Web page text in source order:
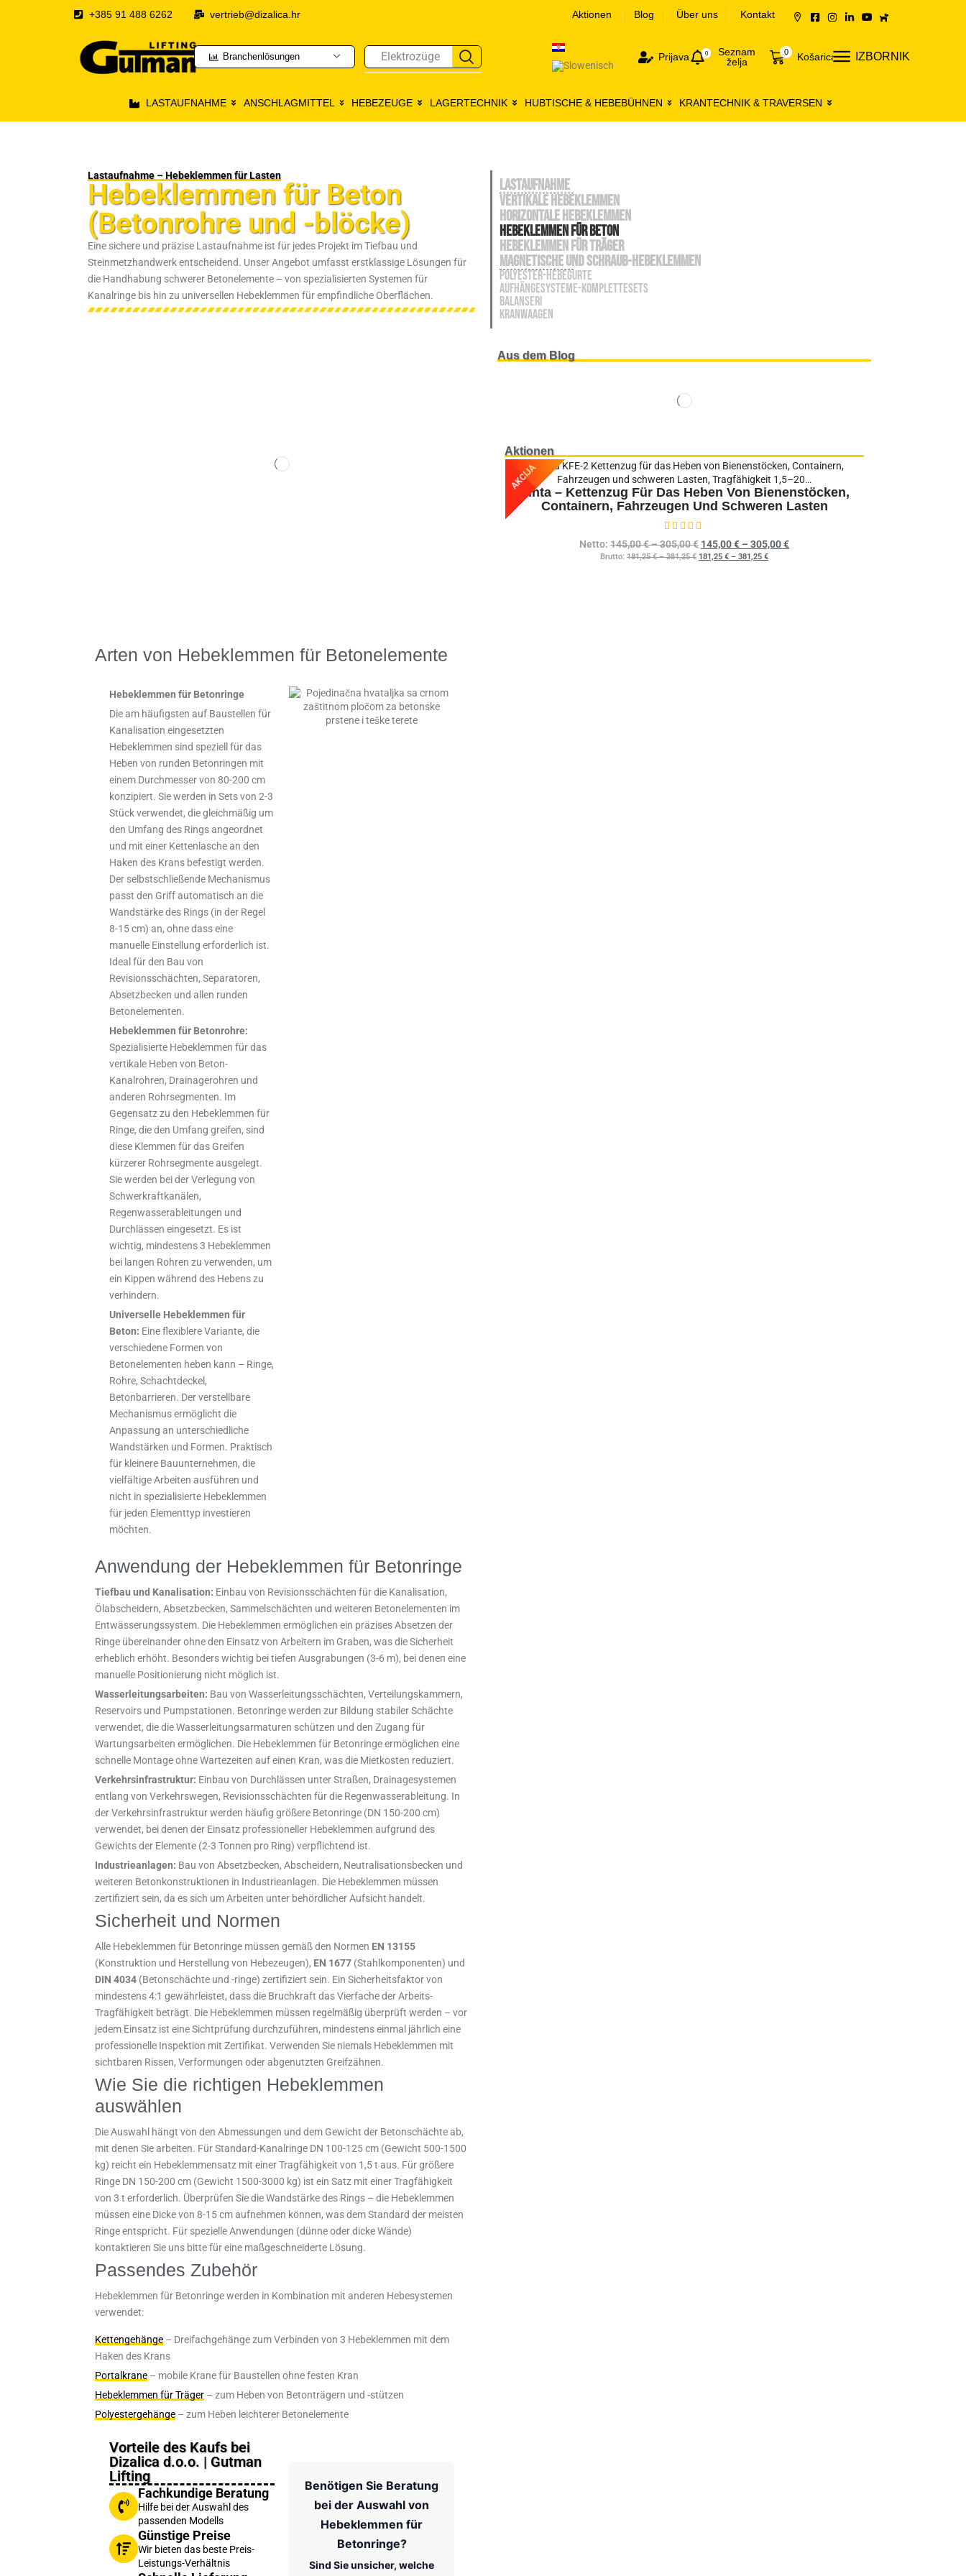
+385 91 488 6262 vertrieb@dizalica.hr Aktionen Blog Über uns Kontakt
Branchenlösungen Elektrozüge Prijava 0
Seznam
želja
0 Košarica IZBORNIK
LASTAUFNAHME ANSCHLAGMITTEL HEBEZEUGE LAGERTECHNIK HUBTISCHE & HEBEBÜHNEN KRANTECHNIK & TRAVERSEN
Lastaufnahme – Hebeklemmen für Lasten
Hebeklemmen für Beton
(Betonrohre und -blöcke)
Eine sichere und präzise Lastaufnahme ist für jedes Projekt im Tiefbau und
Steinmetzhandwerk entscheidend. Unser Angebot umfasst erstklassige Lösungen für
die Handhabung schwerer Betonelemente – von spezialisierten Systemen für
Kanalringe bis hin zu universellen Hebeklemmen für empfindliche Oberflächen.
Arten von Hebeklemmen für Betonelemente
Hebeklemmen für Betonringe
Die am häufigsten auf Baustellen für
Kanalisation eingesetzten
Hebeklemmen sind speziell für das
Heben von runden Betonringen mit
einem Durchmesser von 80-200 cm
konzipiert. Sie werden in Sets von 2-3
Stück verwendet, die gleichmäßig um
den Umfang des Rings angeordnet
und mit einer Kettenlasche an den
Haken des Krans befestigt werden.
Der selbstschließende Mechanismus
passt den Griff automatisch an die
Wandstärke des Rings (in der Regel
8-15 cm) an, ohne dass eine
manuelle Einstellung erforderlich ist.
Ideal für den Bau von
Revisionsschächten, Separatoren,
Absetzbecken und allen runden
Betonelementen.
Hebeklemmen für Betonrohre:
Spezialisierte Hebeklemmen für das
vertikale Heben von Beton-
Kanalrohren, Drainagerohren und
anderen Rohrsegmenten. Im
Gegensatz zu den Hebeklemmen für
Ringe, die den Umfang greifen, sind
diese Klemmen für das Greifen
kürzerer Rohrsegmente ausgelegt.
Sie werden bei der Verlegung von
Schwerkraftkanälen,
Regenwasserableitungen und
Durchlässen eingesetzt. Es ist
wichtig, mindestens 3 Hebeklemmen
bei langen Rohren zu verwenden, um
ein Kippen während des Hebens zu
verhindern.
Universelle Hebeklemmen für
Beton: Eine flexiblere Variante, die
verschiedene Formen von
Betonelementen heben kann – Ringe,
Rohre, Schachtdeckel,
Betonbarrieren. Der verstellbare
Mechanismus ermöglicht die
Anpassung an unterschiedliche
Wandstärken und Formen. Praktisch
für kleinere Bauunternehmen, die
vielfältige Arbeiten ausführen und
nicht in spezialisierte Hebeklemmen
für jeden Elementtyp investieren
möchten.
Anwendung der Hebeklemmen für Betonringe
Tiefbau und Kanalisation: Einbau von Revisionsschächten für die Kanalisation,
Ölabscheidern, Absetzbecken, Sammelschächten und weiteren Betonelementen im
Entwässerungssystem. Die Hebeklemmen ermöglichen ein präzises Absetzen der
Ringe übereinander ohne den Einsatz von Arbeitern im Graben, was die Sicherheit
erheblich erhöht. Besonders wichtig bei tiefen Ausgrabungen (3-6 m), bei denen eine
manuelle Positionierung nicht möglich ist.
Wasserleitungsarbeiten: Bau von Wasserleitungsschächten, Verteilungskammern,
Reservoirs und Pumpstationen. Betonringe werden zur Bildung stabiler Schächte
verwendet, die die Wasserleitungsarmaturen schützen und den Zugang für
Wartungsarbeiten ermöglichen. Die Hebeklemmen für Betonringe ermöglichen eine
schnelle Montage ohne Wartezeiten auf einen Kran, was die Mietkosten reduziert.
Verkehrsinfrastruktur: Einbau von Durchlässen unter Straßen, Drainagesystemen
entlang von Verkehrswegen, Revisionsschächten für die Regenwasserableitung. In
der Verkehrsinfrastruktur werden häufig größere Betonringe (DN 150-200 cm)
verwendet, bei denen der Einsatz professioneller Hebeklemmen aufgrund des
Gewichts der Elemente (2-3 Tonnen pro Ring) verpflichtend ist.
Industrieanlagen: Bau von Absetzbecken, Abscheidern, Neutralisationsbecken und
weiteren Betonkonstruktionen in Industrieanlagen. Die Hebeklemmen müssen
zertifiziert sein, da es sich um Arbeiten unter behördlicher Aufsicht handelt.
Sicherheit und Normen
Alle Hebeklemmen für Betonringe müssen gemäß den Normen EN 13155
(Konstruktion und Herstellung von Hebezeugen), EN 1677 (Stahlkomponenten) und
DIN 4034 (Betonschächte und -ringe) zertifiziert sein. Ein Sicherheitsfaktor von
mindestens 4:1 gewährleistet, dass die Bruchkraft das Vierfache der Arbeits-
Tragfähigkeit beträgt. Die Hebeklemmen müssen regelmäßig überprüft werden – vor
jedem Einsatz ist eine Sichtprüfung durchzuführen, mindestens einmal jährlich eine
professionelle Inspektion mit Zertifikat. Verwenden Sie niemals Hebeklemmen mit
sichtbaren Rissen, Verformungen oder abgenutzten Greifzähnen.
Wie Sie die richtigen Hebeklemmen
auswählen
Die Auswahl hängt von den Abmessungen und dem Gewicht der Betonschächte ab,
mit denen Sie arbeiten. Für Standard-Kanalringe DN 100-125 cm (Gewicht 500-1500
kg) reicht ein Hebeklemmensatz mit einer Tragfähigkeit von 1,5 t aus. Für größere
Ringe DN 150-200 cm (Gewicht 1500-3000 kg) ist ein Satz mit einer Tragfähigkeit
von 3 t erforderlich. Überprüfen Sie die Wandstärke des Rings – die Hebeklemmen
müssen eine Dicke von 8-15 cm aufnehmen können, was dem Standard der meisten
Ringe entspricht. Für spezielle Anwendungen (dünne oder dicke Wände)
kontaktieren Sie uns bitte für eine maßgeschneiderte Lösung.
Passendes Zubehör
Hebeklemmen für Betonringe werden in Kombination mit anderen Hebesystemen
verwendet:
Kettengehänge – Dreifachgehänge zum Verbinden von 3 Hebeklemmen mit dem
Haken des Krans
Portalkrane – mobile Krane für Baustellen ohne festen Kran
Hebeklemmen für Träger – zum Heben von Betonträgern und -stützen
Polyestergehänge – zum Heben leichterer Betonelemente
Vorteile des Kaufs bei
Dizalica d.o.o. | Gutman
Lifting
Fachkundige Beratung
Hilfe bei der Auswahl des
passenden Modells
Günstige Preise
Wir bieten das beste Preis-
Leistungs-Verhältnis
Benötigen Sie Beratung
bei der Auswahl von
Hebeklemmen für
Betonringe?
Sind Sie unsicher, welche
LASTAUFNAHME
VERTIKALE HEBEKLEMMEN
HORIZONTALE HEBEKLEMMEN
HEBEKLEMMEN FÜR BETON
HEBEKLEMMEN FÜR TRÄGER
MAGNETISCHE UND SCHRAUB-HEBEKLEMMEN
POLYESTER-HEBEGURTE
AUFHÄNGESYSTEME-KOMPLETTESETS
BALANSERI
KRANWAAGEN
Aus dem Blog
Aktionen
Vinta – Kettenzug Für Das Heben Von Bienenstöcken,
Containern, Fahrzeugen Und Schweren Lasten
AKCIJA
Netto: 145,00€–305,00€ 145,00€ – 305,00€
Brutto: 181,25€–381,25€ 181,25 € – 381,25 €